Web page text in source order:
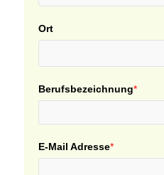
Ort
Berufsbezeichnung*
E-Mail Adresse*